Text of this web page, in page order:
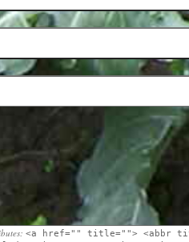
<a href="" title=""> <abbr